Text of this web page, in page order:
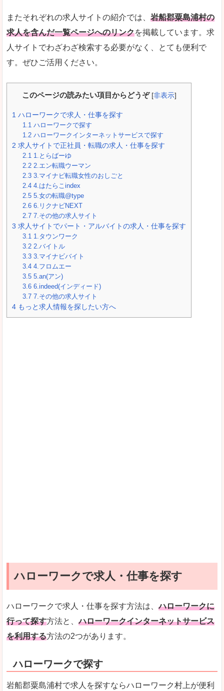
またそれぞれの求人サイトの紹介では、 岩船郡粟島浦村の
求人を含んだ一覧ページへのリンクを掲載しています。求
人サイトでわざわざ検索する必要がなく、とても便利で
す。ぜひご活用ください。
このページの読みたい項目からどうぞ [非表示]
1 ハローワークで求人・仕事を探す
1.1 ハローワークで探す
1.2 ハローワークインターネットサービスで探す
2 求人サイトで正社員・転職の求人・仕事を探す
2.1 1.とらばーゆ
2.2 2.エン転職ウーマン
2.3 3.マイナビ転職女性のおしごと
2.4 4.はたらこindex
2.5 5.女の転職@type
2.6 6.リクナビNEXT
2.7 7.その他の求人サイト
3 求人サイトでパート・アルバイトの求人・仕事を探す
3.1 1.タウンワーク
3.2 2.バイトル
3.3 3.マイナビバイト
3.4 4.フロムエー
3.5 5.an(アン)
3.6 6.indeed(インディード)
3.7 7.その他の求人サイト
4 もっと求人情報を探したい方へ
ハローワークで求人・仕事を探す
ハローワークで求人・仕事を探す方法は、ハローワークに
行って探す方法と、ハローワークインターネットサービス
を利用する方法の2つがあります。
ハローワークで探す
岩船郡粟島浦村で求人を探すならハローワーク村上が便利